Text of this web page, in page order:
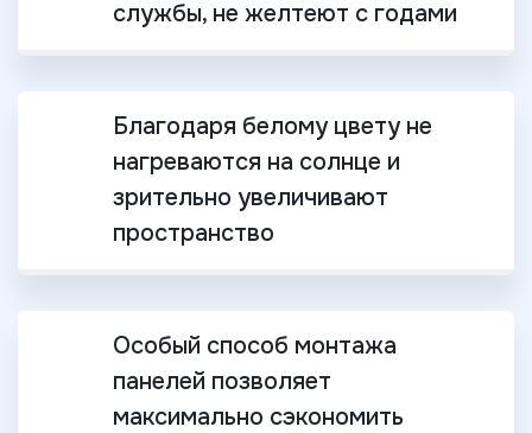
службы, не желтеют с годами
Благодаря белому цвету не
нагреваются на солнце и
зрительно увеличивают
пространство
Особый способ монтажа
панелей позволяет
максимально сэкономить